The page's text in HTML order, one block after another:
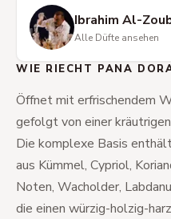
Ibrahim Al-
Alle Düfte ansehen
WIE RIECHT PANA
Öffnet mit erfrischendem
gefolgt von einer
Die komplexe Basis
aus Kümmel, Cypriol,
Noten, Wacholder,
die einen würzig-holzig-